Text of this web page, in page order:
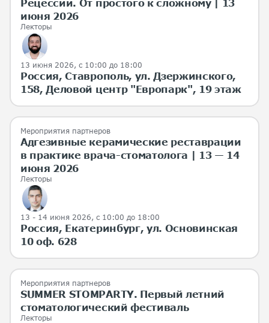
Рецессии. От простого к сложному | 13
июня 2026
Лекторы
13 июня 2026, с 10:00 до 18:00
Россия, Ставрополь, ул. Дзержинского,
158, Деловой центр "Европарк", 19 этаж
Мероприятия партнеров
Адгезивные керамические реставрации
в практике врача-стоматолога | 13 — 14
июня 2026
Лекторы
13 - 14 июня 2026, с 10:00 до 18:00
Россия, Екатеринбург, ул. Основинская
10 оф. 628
Мероприятия партнеров
SUMMER STOMPARTY. Первый летний
стоматологический фестиваль
Лекторы